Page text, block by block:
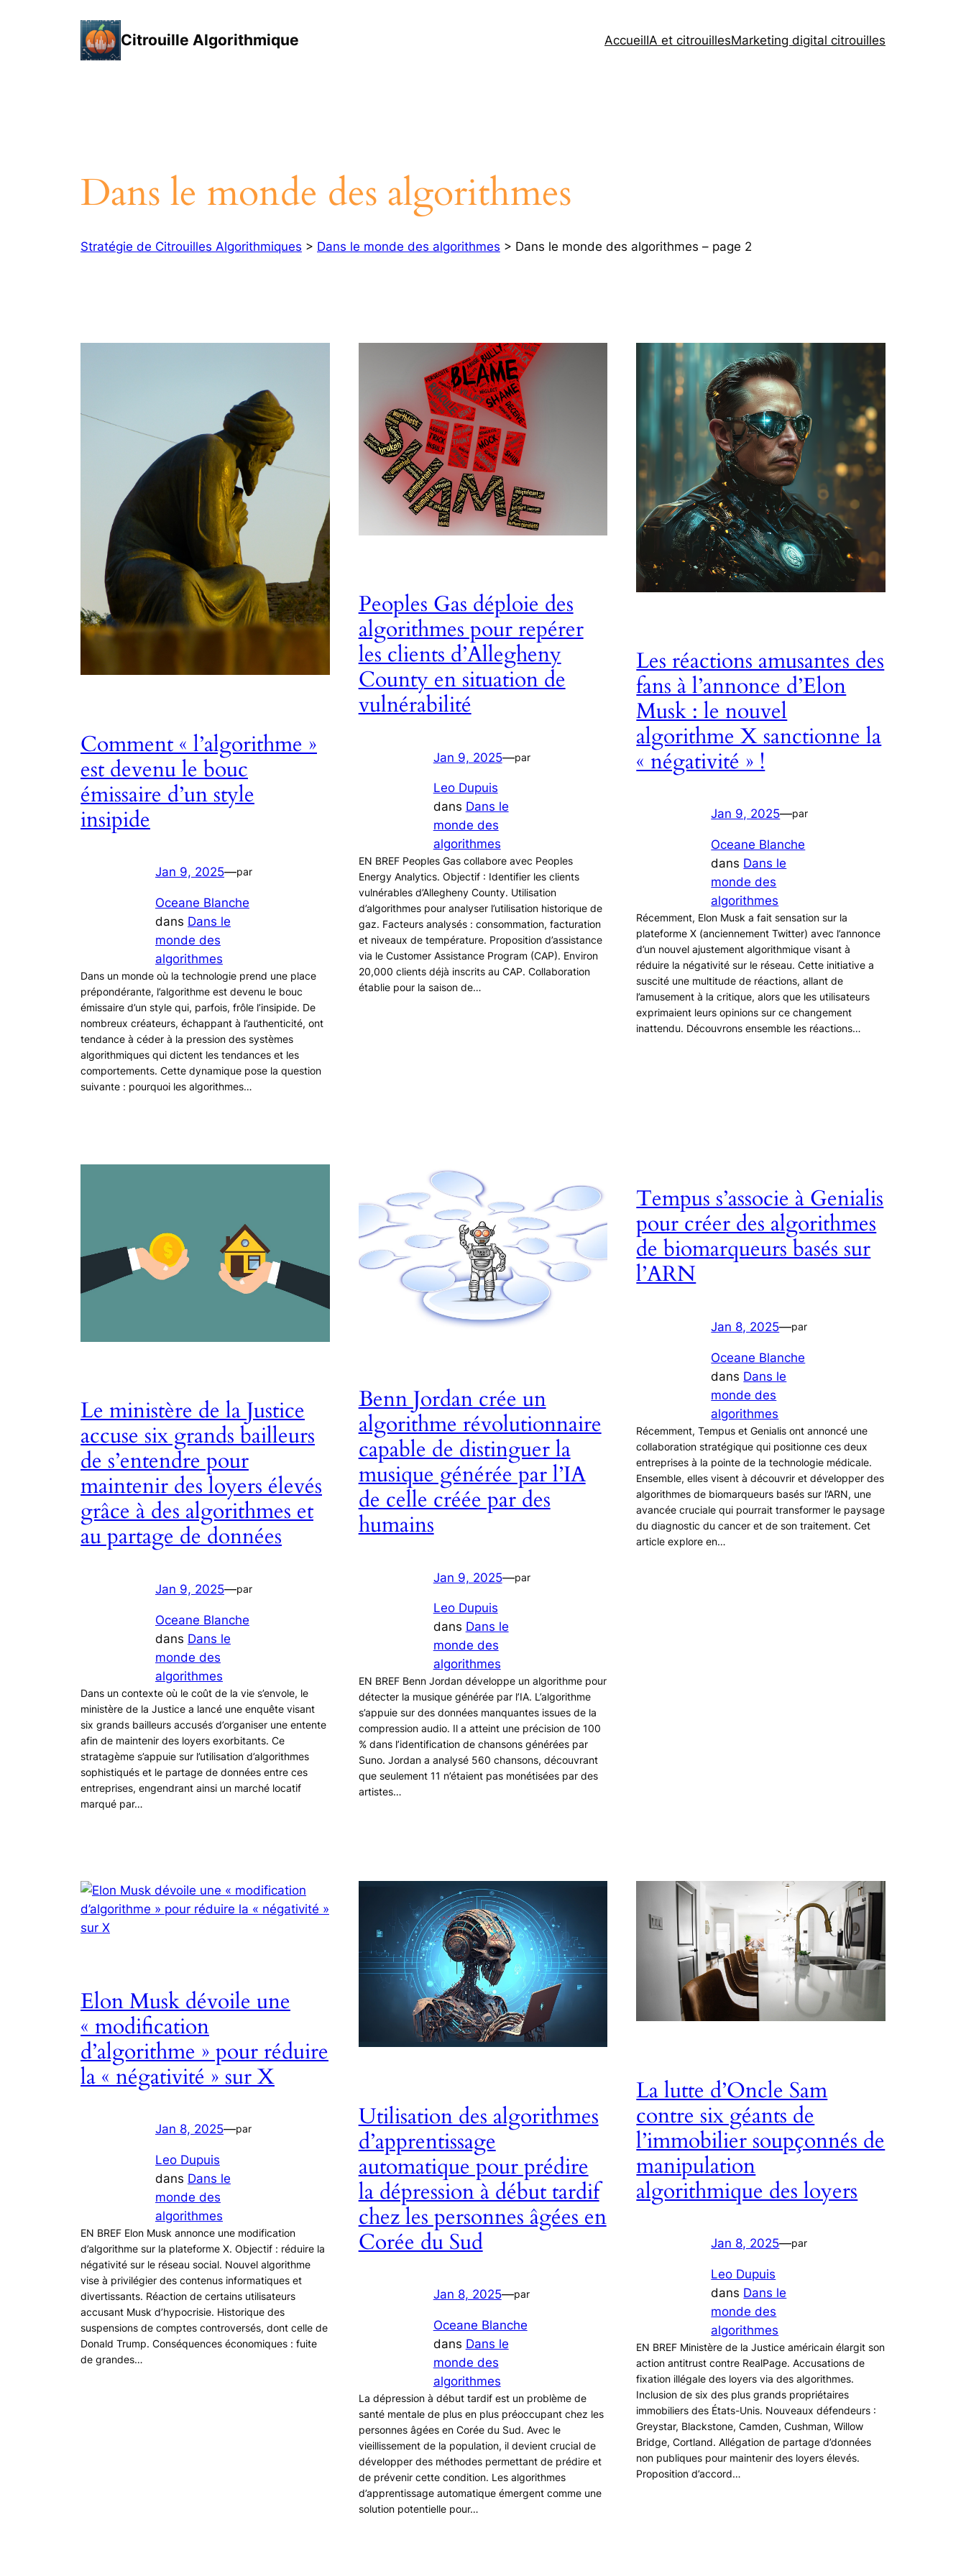
Citrouille Algorithmique AccueilIA et citrouillesMarketing digital citrouilles
Dans le monde des algorithmes
Stratégie de Citrouilles Algorithmiques > Dans le monde des algorithmes > Dans le monde des algorithmes – page 2
Comment « l’algorithme »
est devenu le bouc
émissaire d’un style
insipide
Jan 9, 2025—par
Oceane Blanche
dans Dans le
monde des
algorithmes
Dans un monde où la technologie prend une place
prépondérante, l’algorithme est devenu le bouc
émissaire d’un style qui, parfois, frôle l’insipide. De
nombreux créateurs, échappant à l’authenticité, ont
tendance à céder à la pression des systèmes
algorithmiques qui dictent les tendances et les
comportements. Cette dynamique pose la question
suivante : pourquoi les algorithmes…
Peoples Gas déploie des
algorithmes pour repérer
les clients d’Allegheny
County en situation de
vulnérabilité
Jan 9, 2025—par
Leo Dupuis
dans Dans le
monde des
algorithmes
EN BREF Peoples Gas collabore avec Peoples
Energy Analytics. Objectif : Identifier les clients
vulnérables d’Allegheny County. Utilisation
d’algorithmes pour analyser l’utilisation historique de
gaz. Facteurs analysés : consommation, facturation
et niveaux de température. Proposition d’assistance
via le Customer Assistance Program (CAP). Environ
20,000 clients déjà inscrits au CAP. Collaboration
établie pour la saison de…
Les réactions amusantes des
fans à l’annonce d’Elon
Musk : le nouvel
algorithme X sanctionne la
« négativité » !
Jan 9, 2025—par
Oceane Blanche
dans Dans le
monde des
algorithmes
Récemment, Elon Musk a fait sensation sur la
plateforme X (anciennement Twitter) avec l’annonce
d’un nouvel ajustement algorithmique visant à
réduire la négativité sur le réseau. Cette initiative a
suscité une multitude de réactions, allant de
l’amusement à la critique, alors que les utilisateurs
exprimaient leurs opinions sur ce changement
inattendu. Découvrons ensemble les réactions…
Le ministère de la Justice
accuse six grands bailleurs
de s’entendre pour
maintenir des loyers élevés
grâce à des algorithmes et
au partage de données
Jan 9, 2025—par
Oceane Blanche
dans Dans le
monde des
algorithmes
Dans un contexte où le coût de la vie s’envole, le
ministère de la Justice a lancé une enquête visant
six grands bailleurs accusés d’organiser une entente
afin de maintenir des loyers exorbitants. Ce
stratagème s’appuie sur l’utilisation d’algorithmes
sophistiqués et le partage de données entre ces
entreprises, engendrant ainsi un marché locatif
marqué par…
Benn Jordan crée un
algorithme révolutionnaire
capable de distinguer la
musique générée par l’IA
de celle créée par des
humains
Jan 9, 2025—par
Leo Dupuis
dans Dans le
monde des
algorithmes
EN BREF Benn Jordan développe un algorithme pour
détecter la musique générée par l’IA. L’algorithme
s’appuie sur des données manquantes issues de la
compression audio. Il a atteint une précision de 100
% dans l’identification de chansons générées par
Suno. Jordan a analysé 560 chansons, découvrant
que seulement 11 n’étaient pas monétisées par des
artistes…
Tempus s’associe à Genialis
pour créer des algorithmes
de biomarqueurs basés sur
l’ARN
Jan 8, 2025—par
Oceane Blanche
dans Dans le
monde des
algorithmes
Récemment, Tempus et Genialis ont annoncé une
collaboration stratégique qui positionne ces deux
entreprises à la pointe de la technologie médicale.
Ensemble, elles visent à découvrir et développer des
algorithmes de biomarqueurs basés sur l’ARN, une
avancée cruciale qui pourrait transformer le paysage
du diagnostic du cancer et de son traitement. Cet
article explore en…
Elon Musk dévoile une
« modification
d’algorithme » pour réduire
la « négativité » sur X
Jan 8, 2025—par
Leo Dupuis
dans Dans le
monde des
algorithmes
EN BREF Elon Musk annonce une modification
d’algorithme sur la plateforme X. Objectif : réduire la
négativité sur le réseau social. Nouvel algorithme
vise à privilégier des contenus informatiques et
divertissants. Réaction de certains utilisateurs
accusant Musk d’hypocrisie. Historique des
suspensions de comptes controversés, dont celle de
Donald Trump. Conséquences économiques : fuite
de grandes…
Utilisation des algorithmes
d’apprentissage
automatique pour prédire
la dépression à début tardif
chez les personnes âgées en
Corée du Sud
Jan 8, 2025—par
Oceane Blanche
dans Dans le
monde des
algorithmes
La dépression à début tardif est un problème de
santé mentale de plus en plus préoccupant chez les
personnes âgées en Corée du Sud. Avec le
vieillissement de la population, il devient crucial de
développer des méthodes permettant de prédire et
de prévenir cette condition. Les algorithmes
d’apprentissage automatique émergent comme une
solution potentielle pour…
La lutte d’Oncle Sam
contre six géants de
l’immobilier soupçonnés de
manipulation
algorithmique des loyers
Jan 8, 2025—par
Leo Dupuis
dans Dans le
monde des
algorithmes
EN BREF Ministère de la Justice américain élargit son
action antitrust contre RealPage. Accusations de
fixation illégale des loyers via des algorithmes.
Inclusion de six des plus grands propriétaires
immobiliers des États-Unis. Nouveaux défendeurs :
Greystar, Blackstone, Camden, Cushman, Willow
Bridge, Cortland. Allégation de partage d’données
non publiques pour maintenir des loyers élevés.
Proposition d’accord…